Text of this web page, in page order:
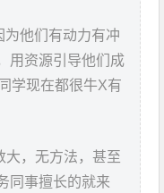
为他们有动力有冲
用资源引导他们成
学现在都很牛X有
大，无方法，甚至
同事擅长的就来